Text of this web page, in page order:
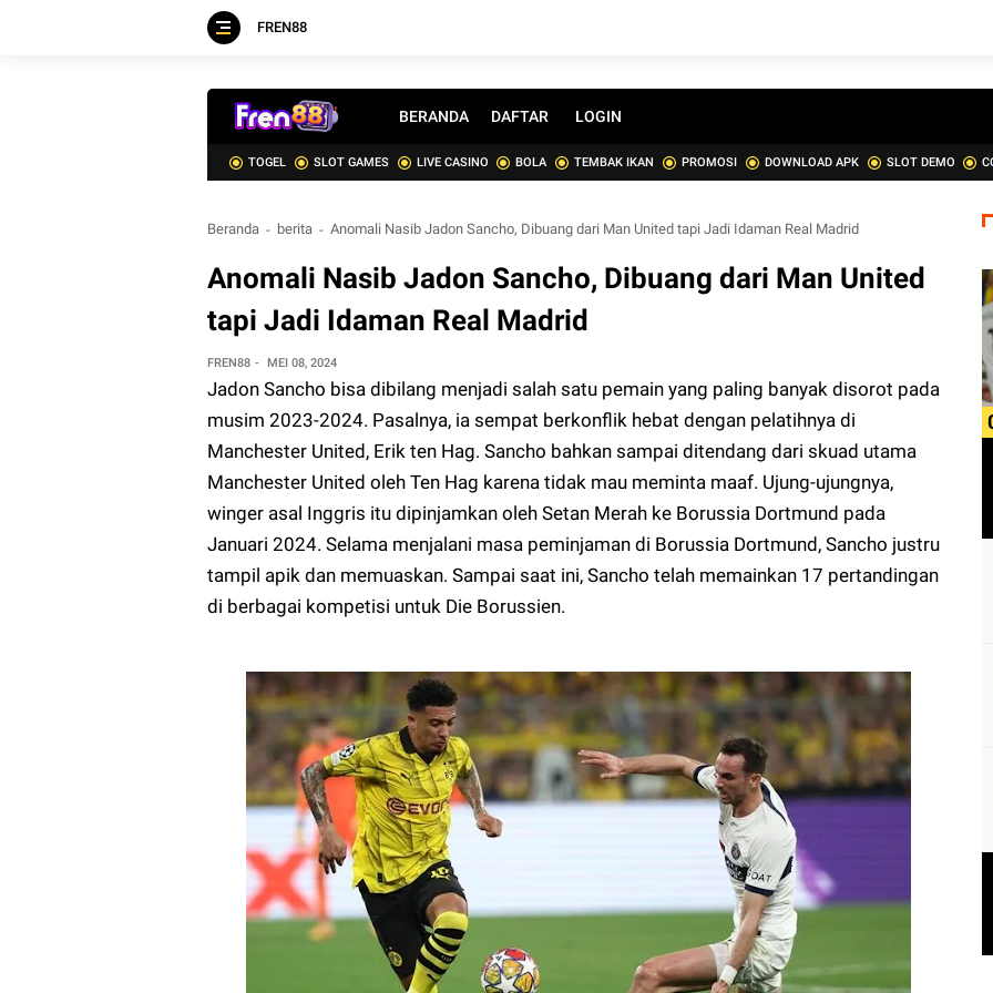
FREN88
BERANDA DAFTAR LOGIN
TOGEL SLOT GAMES LIVE CASINO BOLA TEMBAK IKAN PROMOSI DOWNLOAD APK SLOT DEMO
Beranda berita Anomali Nasib Jadon Sancho, Dibuang dari Man United tapi Jadi Idaman Real Madrid
Anomali Nasib Jadon Sancho, Dibuang dari Man United
tapi Jadi Idaman Real Madrid
FREN88 MEI 08, 2024
Jadon Sancho bisa dibilang menjadi salah satu pemain yang paling banyak disorot pada
musim 2023-2024. Pasalnya, ia sempat berkonflik hebat dengan pelatihnya di
Manchester United, Erik ten Hag. Sancho bahkan sampai ditendang dari skuad utama
Manchester United oleh Ten Hag karena tidak mau meminta maaf. Ujung-ujungnya,
winger asal Inggris itu dipinjamkan oleh Setan Merah ke Borussia Dortmund pada
Januari 2024. Selama menjalani masa peminjaman di Borussia Dortmund, Sancho justru
tampil apik dan memuaskan. Sampai saat ini, Sancho telah memainkan 17 pertandingan
di berbagai kompetisi untuk Die Borussien.